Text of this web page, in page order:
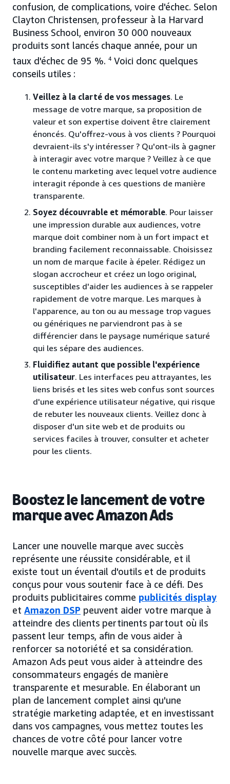
confusion, de complications, voire d'échec. Selon
Clayton Christensen, professeur à la Harvard
Business School, environ 30 000 nouveaux
produits sont lancés chaque année, pour un
taux d'échec de 95 %. 4 Voici donc quelques
conseils utiles :
Veillez à la clarté de vos messages. Le
message de votre marque, sa proposition de
valeur et son expertise doivent être clairement
énoncés. Qu'offrez-vous à vos clients ? Pourquoi
devraient-ils s'y intéresser ? Qu'ont-ils à gagner
à interagir avec votre marque ? Veillez à ce que
le contenu marketing avec lequel votre audience
interagit réponde à ces questions de manière
transparente.
Soyez découvrable et mémorable. Pour laisser
une impression durable aux audiences, votre
marque doit combiner nom à un fort impact et
branding facilement reconnaissable. Choisissez
un nom de marque facile à épeler. Rédigez un
slogan accrocheur et créez un logo original,
susceptibles d'aider les audiences à se rappeler
rapidement de votre marque. Les marques à
l'apparence, au ton ou au message trop vagues
ou génériques ne parviendront pas à se
différencier dans le paysage numérique saturé
qui les sépare des audiences.
Fluidifiez autant que possible l'expérience
utilisateur. Les interfaces peu attrayantes, les
liens brisés et les sites web confus sont sources
d'une expérience utilisateur négative, qui risque
de rebuter les nouveaux clients. Veillez donc à
disposer d'un site web et de produits ou
services faciles à trouver, consulter et acheter
pour les clients.
Boostez le lancement de votre
marque avec Amazon Ads
Lancer une nouvelle marque avec succès
représente une réussite considérable, et il
existe tout un éventail d'outils et de produits
conçus pour vous soutenir face à ce défi. Des
produits publicitaires comme publicités display
et Amazon DSP peuvent aider votre marque à
atteindre des clients pertinents partout où ils
passent leur temps, afin de vous aider à
renforcer sa notoriété et sa considération.
Amazon Ads peut vous aider à atteindre des
consommateurs engagés de manière
transparente et mesurable. En élaborant un
plan de lancement complet ainsi qu'une
stratégie marketing adaptée, et en investissant
dans vos campagnes, vous mettez toutes les
chances de votre côté pour lancer votre
nouvelle marque avec succès.